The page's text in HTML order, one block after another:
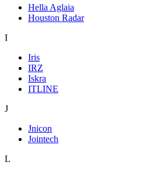
Hella Aglaia
Houston Radar
I
Iris
IRZ
Iskra
ITLINE
J
Jnicon
Jointech
L